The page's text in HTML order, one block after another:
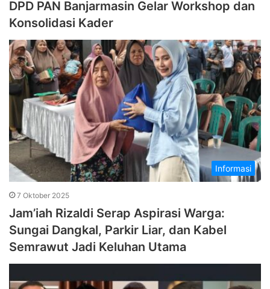
DPD PAN Banjarmasin Gelar Workshop dan
Konsolidasi Kader
Informasi
7 Oktober 2025
Jam’iah Rizaldi Serap Aspirasi Warga:
Sungai Dangkal, Parkir Liar, dan Kabel
Semrawut Jadi Keluhan Utama